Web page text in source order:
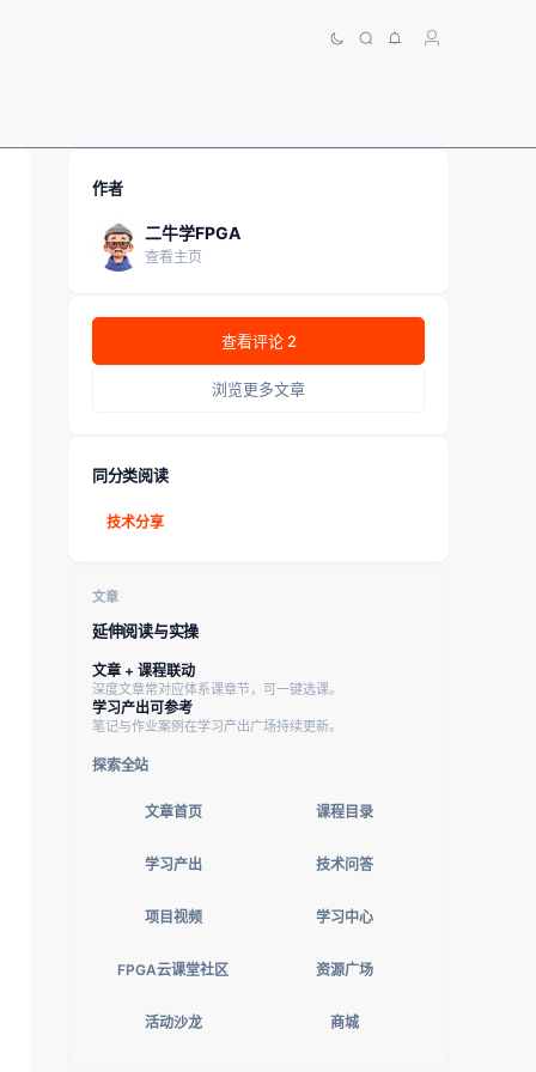
作者
二牛学FPGA
查看主页
查看评论 2
浏览更多文章
同分类阅读
技术分享
文章
延伸阅读与实操
文章 + 课程联动
深度文章常对应体系课章节，可一键选课。
学习产出可参考
笔记与作业案例在学习产出广场持续更新。
探索全站
文章首页 课程目录
学习产出 技术问答
项目视频 学习中心
FPGA云课堂社区 资源广场
活动沙龙 商城